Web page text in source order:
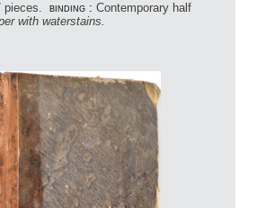
pieces. binding : Contemporary half
with waterstains.